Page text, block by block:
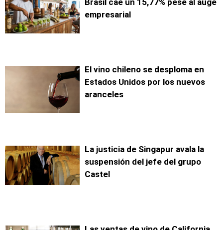
Brasil cae un 15,77% pese al auge
empresarial
El vino chileno se desploma en
Estados Unidos por los nuevos
aranceles
La justicia de Singapur avala la
suspensión del jefe del grupo
Castel